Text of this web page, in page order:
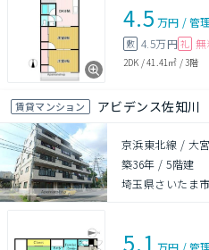
4.5 万円 /管
敷 4.5万円 礼 無
2DK /41.41㎡ /3階
賃貸マンション アビデンス佐知川
京浜東北線 / 大
築36年 /5階建
埼玉県さいたま
5.1 万円 /管